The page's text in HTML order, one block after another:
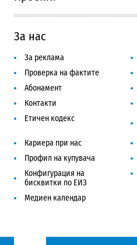
За нас
За реклама
Проверка на фактите
Абонамент
Контакти
Етичен кодекс
Кариера при нас
Профил на купувача
Конфигурация на
бисквитки по ЕИЗ
Медиен календар